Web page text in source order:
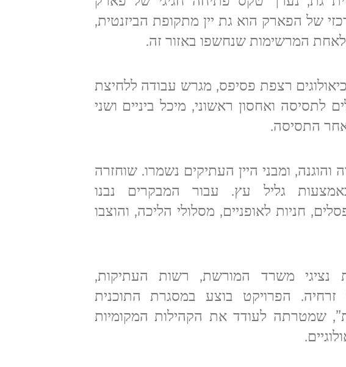
של הפארק הוא גת יין מתקופת הביזנטית,
רצפת פסיפס, מגרש עבודה ללחיצת
לתסיסה ואחסון ראשוני, מיכל ביניים ושני
התסיסה.
ומבני היין העתיקים נשמרו. שוחזרה
גליל עץ. עבור המבקרים נבנו
חניות לאופניים, מסלולי הליכה, והוצבו
נציגי משרד המורשת, רשות העתיקות,
זרחיה. הפרויקט בוצע במסגרת התוכנית
שמטרתה לעודד את הקהילות המקומיות